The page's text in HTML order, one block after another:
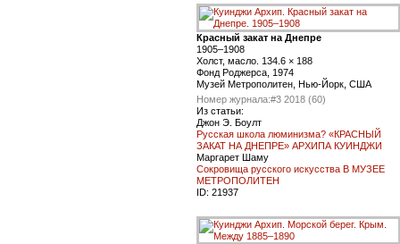
Красный закат на Днепре
1905–1908
Холст, масло. 134.6 × 188
Фонд Роджерса, 1974
Музей Метрополитен, Нью-Йорк, США
Номер журнала:#3 2018 (60)
Из статьи:
Джон Э. Боулт
Русская школа люминизма? «КРАСНЫЙ
ЗАКАТ НА ДНЕПРЕ» АРХИПА КУИНДЖИ
Маргарет Шаму
Сокровища русского искусства В МУЗЕЕ
МЕТРОПОЛИТЕН
ID: 21937